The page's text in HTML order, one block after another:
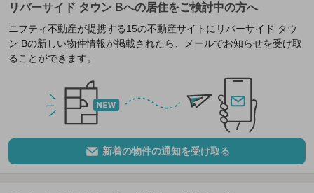
リバーサイド タウン Bへの居住をご検討中の方へ
ニフティ不動産が提携する15の不動産サイトにリバーサイド タウ
ン Bの新しい物件情報が掲載されたら、メールでお知らせを受け取
ることができます。
新着の物件の通知を受け取る